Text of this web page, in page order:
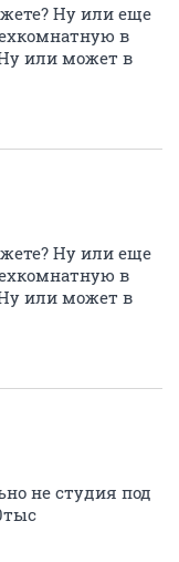
Ну или еще
в
Ну или может в
Ну или еще
в
Ну или может в
не студия под